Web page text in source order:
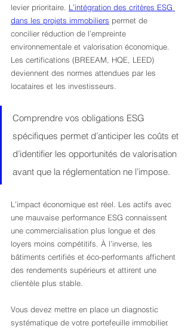
levier prioritaire. L’intégration des critères ESG
dans les projets immobiliers permet de
concilier réduction de l’empreinte
environnementale et valorisation économique.
Les certifications (BREEAM, HQE, LEED)
deviennent des normes attendues par les
locataires et les investisseurs.
Comprendre vos obligations ESG
spécifiques permet d’anticiper les coûts et
d’identifier les opportunités de valorisation
avant que la réglementation ne l’impose.
L’impact économique est réel. Les actifs avec
une mauvaise performance ESG connaissent
une commercialisation plus longue et des
loyers moins compétitifs. À l’inverse, les
bâtiments certifiés et éco-performants affichent
des rendements supérieurs et attirent une
clientèle plus stable.
Vous devez mettre en place un diagnostic
systématique de votre portefeuille immobilier.